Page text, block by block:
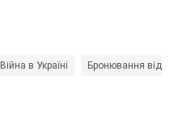
Війна в Україні Бронювання від